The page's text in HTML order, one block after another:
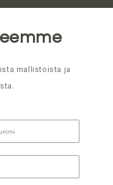
mallistoista ja